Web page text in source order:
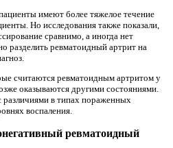
имеют более тяжелое течение
Но исследования также показали,
сравнимо, а иногда нет
разделить ревматоидный артрит на
считаются ревматоидным артритом у
оказываются другими состояниями.
различиями в типах пораженных
воспаления.
ревматоидный